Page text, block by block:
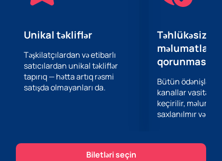
Bangir" (2015) türk musiqi sənayesinə ciddi təsir
müğənnisi, 2016-cı ildə isə bir klipi üçün 200 milyon
baxış toplayan ilk müğənni oldu. Onun 2020-ci ildə
Edis “Nirvana” ilə dueti də geniş rəğbət qazanıb.
Gülsenin Bakıda canlı ifasından həzz almaq fürsətini
qaçırmayın!Biletləriindi saytımızdan əldə edə
bilərsiniz. . Tələsin, yerlərin sayı məhduddur. Konsert
türk pop musiqisinin bütün pərəstişkarları üçün
unudulmaz hadisə olacağını vəd edir. Saytımızda bilet
bu musiqi festivalının bir hissəsi olun!
Unikal təkliflər
Təşkilatçılardan və etibarlı
satıcılardan unikal təkliflər
tapırıq — hətta artıq rəsmi
satışda olmayanları da.
Təhlükəsiz
məlumatların
qorunması
Bütün ödənişlər
kanallar
keçirilir,
saxlanılmır və
Biletləri seçin